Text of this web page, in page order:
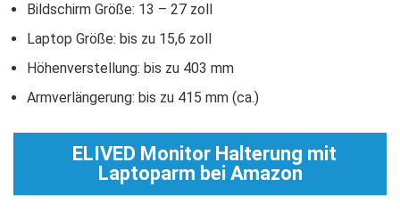
Bildschirm Größe: 13 – 27 zoll
Laptop Größe: bis zu 15,6 zoll
Höhenverstellung: bis zu 403 mm
Armverlängerung: bis zu 415 mm (ca.)
ELIVED Monitor Halterung mit
Laptoparm bei Amazon